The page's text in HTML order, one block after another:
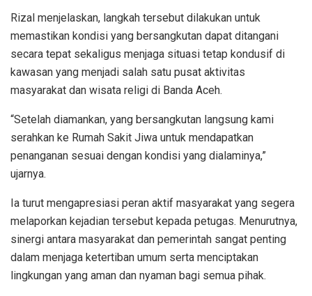
Rizal menjelaskan, langkah tersebut dilakukan untuk
memastikan kondisi yang bersangkutan dapat ditangani
secara tepat sekaligus menjaga situasi tetap kondusif di
kawasan yang menjadi salah satu pusat aktivitas
masyarakat dan wisata religi di Banda Aceh.
“Setelah diamankan, yang bersangkutan langsung kami
serahkan ke Rumah Sakit Jiwa untuk mendapatkan
penanganan sesuai dengan kondisi yang dialaminya,”
ujarnya.
Ia turut mengapresiasi peran aktif masyarakat yang segera
melaporkan kejadian tersebut kepada petugas. Menurutnya,
sinergi antara masyarakat dan pemerintah sangat penting
dalam menjaga ketertiban umum serta menciptakan
lingkungan yang aman dan nyaman bagi semua pihak.